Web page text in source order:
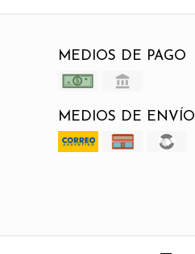
MEDIOS DE PAGO
MEDIOS DE ENVÍO